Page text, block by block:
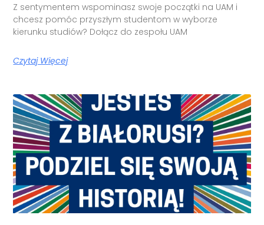
Z sentymentem wspominasz swoje początki na UAM i
chcesz pomóc przyszłym studentom w wyborze
kierunku studiów? Dołącz do zespołu UAM
Czytaj Więcej